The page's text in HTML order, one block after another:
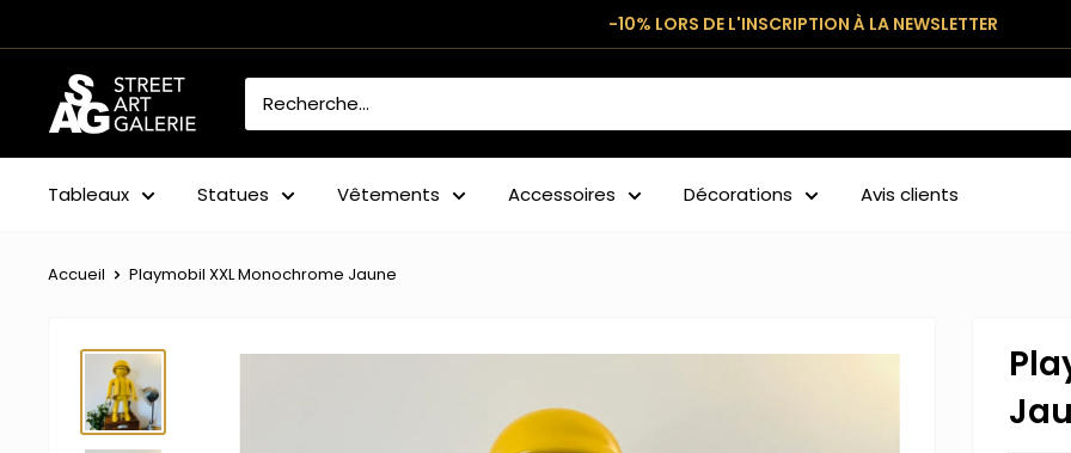
au
contenu
-10% LORS DE L'INSCRIPTION À LA NEWSLETTER
Street
Art
Galerie
Tableaux Statues Vêtements Accessoires Décorations Avis clients
Accueil Playmobil XXL Monochrome Jaune